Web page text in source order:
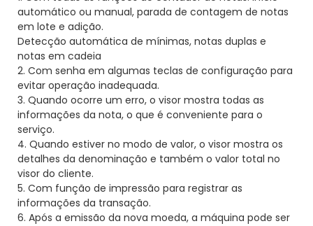
automático ou manual, parada de contagem de notas
em lote e adição.
Detecção automática de mínimas, notas duplas e
notas em cadeia
2. Com senha em algumas teclas de configuração para
evitar operação inadequada.
3. Quando ocorre um erro, o visor mostra todas as
informações da nota, o que é conveniente para o
serviço.
4. Quando estiver no modo de valor, o visor mostra os
detalhes da denominação e também o valor total no
visor do cliente.
5. Com função de impressão para registrar as
informações da transação.
6. Após a emissão da nova moeda, a máquina pode ser